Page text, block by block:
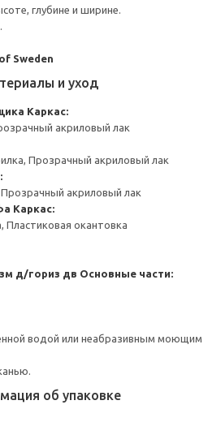
глубине и ширине.
Sweden
и уход
Каркас:
акриловый лак
Прозрачный акриловый лак
акриловый лак
Каркас:
Пластиковая окантовка
д/гориз дв Основные части:
водой или неабразивным моющим
об упаковке